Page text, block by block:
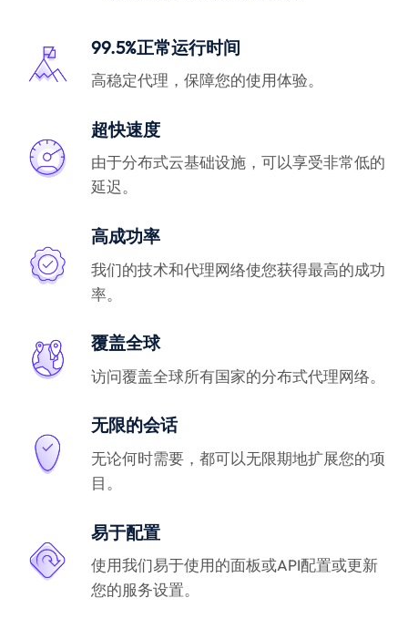
99.5%正常运行时间
高稳定代理，保障您的使用体验。
超快速度
由于分布式云基础设施，可以享受非常低的
延迟。
高成功率
我们的技术和代理网络使您获得最高的成功
率。
覆盖全球
访问覆盖全球所有国家的分布式代理网络。
无限的会话
无论何时需要，都可以无限期地扩展您的项
目。
易于配置
使用我们易于使用的面板或API配置或更新
您的服务设置。